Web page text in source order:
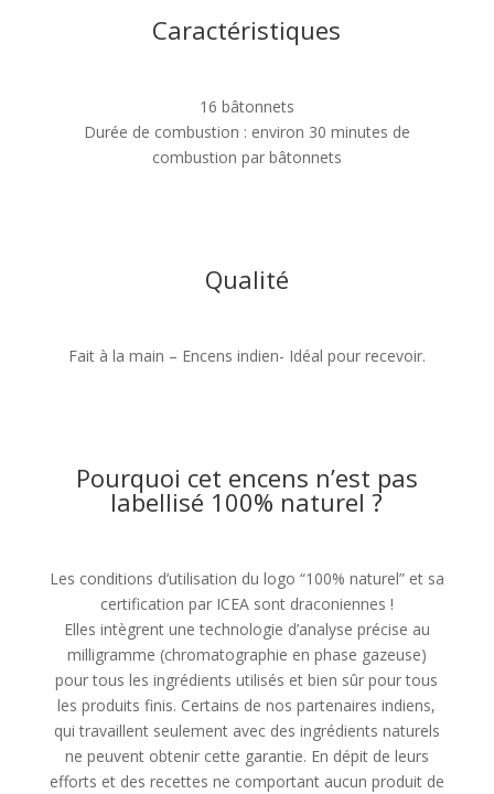
Caractéristiques
16 bâtonnets
Durée de combustion : environ 30 minutes de
combustion par bâtonnets
Qualité
Fait à la main – Encens indien- Idéal pour recevoir.
Pourquoi cet encens n’est pas
labellisé 100% naturel ?
Les conditions d’utilisation du logo “100% naturel” et sa
certification par ICEA sont draconiennes !
Elles intègrent une technologie d’analyse précise au
milligramme (chromatographie en phase gazeuse)
pour tous les ingrédients utilisés et bien sûr pour tous
les produits finis. Certains de nos partenaires indiens,
qui travaillent seulement avec des ingrédients naturels
ne peuvent obtenir cette garantie. En dépit de leurs
efforts et des recettes ne comportant aucun produit de